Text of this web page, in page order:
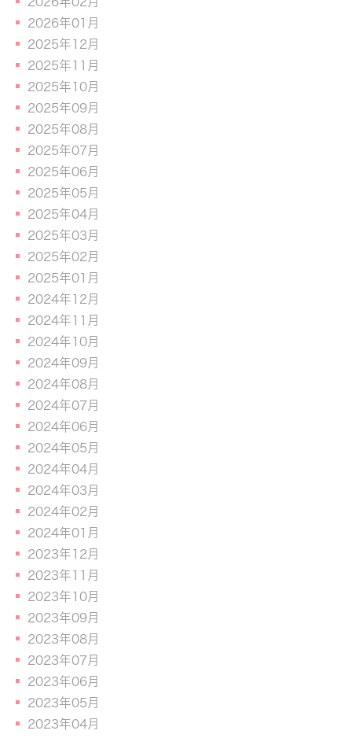
2026年01月
2025年12月
2025年11月
2025年10月
2025年09月
2025年08月
2025年07月
2025年06月
2025年05月
2025年04月
2025年03月
2025年02月
2025年01月
2024年12月
2024年11月
2024年10月
2024年09月
2024年08月
2024年07月
2024年06月
2024年05月
2024年04月
2024年03月
2024年02月
2024年01月
2023年12月
2023年11月
2023年10月
2023年09月
2023年08月
2023年07月
2023年06月
2023年05月
2023年04月